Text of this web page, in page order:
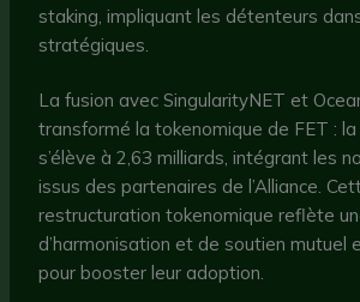
staking, impliquant les détenteurs
stratégiques.
La fusion avec SingularityNET et
transformé la tokenomique de FET :
s’élève à 2,63 milliards, intégrant les
issus des partenaires de l’Alliance.
restructuration tokenomique reflète
d’harmonisation et de soutien mutuel
pour booster leur adoption.